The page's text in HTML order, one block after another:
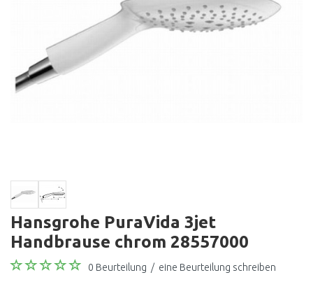
Hansgrohe PuraVida 3jet
Handbrause chrom 28557000
0 Beurteilung / eine Beurteilung schreiben